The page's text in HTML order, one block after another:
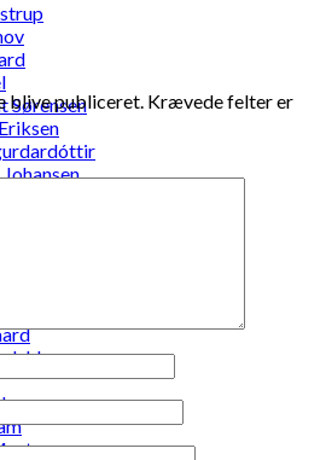
Sørensen
blive publiceret. Krævede felter er